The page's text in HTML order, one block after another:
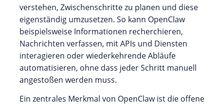
verstehen, Zwischenschritte zu planen und diese
eigenständig umzusetzen. So kann OpenClaw
beispielsweise Informationen recherchieren,
Nachrichten verfassen, mit APIs und Diensten
interagieren oder wiederkehrende Abläufe
automatisieren, ohne dass jeder Schritt manuell
angestoßen werden muss.
Ein zentrales Merkmal von OpenClaw ist die offene